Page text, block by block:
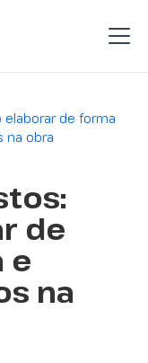
elaborar de forma
na obra
de
e
na